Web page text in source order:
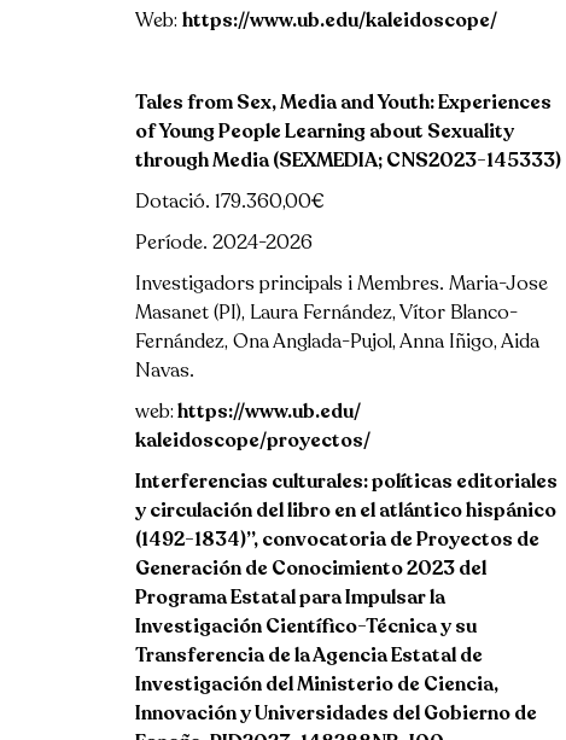
Web: https://www.ub.edu/kaleidoscope/
Tales from Sex, Media and Youth: Experiences
of Young People Learning about Sexuality
through Media (SEXMEDIA; CNS2023-145333)
Dotació. 179.360,00€
Període. 2024-2026
Investigadors principals i Membres. Maria-Jose
Masanet (PI), Laura Fernández, Vítor Blanco-
Fernández, Ona Anglada-Pujol, Anna Iñigo, Aida
Navas.
web:https://www.ub.edu/
kaleidoscope/proyectos/
Interferencias culturales: políticas editoriales
y circulación del libro en el atlántico hispánico
(1492-1834)”, convocatoria de Proyectos de
Generación de Conocimiento 2023 del
Programa Estatal para Impulsar la
Investigación Científico-Técnica y su
Transferencia de la Agencia Estatal de
Investigación del Ministerio de Ciencia,
Innovación y Universidades del Gobierno de